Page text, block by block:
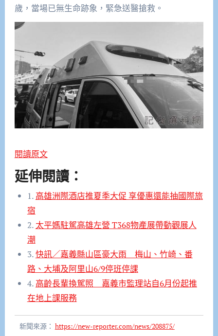
歲，當場已無生命跡象，緊急送醫搶救。
閱讀原文
延伸閱讀：
1. 高雄洲際酒店推夏季大促 享優惠還能抽國際旅
宿
2. 太平媽駐駕高雄左營 T368物產展帶動觀展人
潮
3.快訊／嘉義縣山區豪大雨 梅山、竹崎、番
路、大埔及阿里山6/9停班停課
4. 高齡長輩換駕照 嘉義市監理站自6月份起推
在地上課服務
新聞來源： https://new-reporter.com/news/208875/